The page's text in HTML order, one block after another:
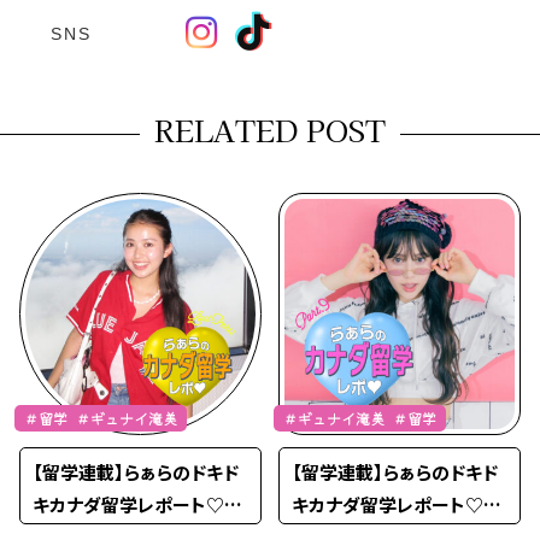
SNS
RELATED POST
＃留学 ＃ギュナイ滝美
【留学連載】らぁらのドキド
キカナダ留学レポート♡La
＃ギュナイ滝美 ＃留学
【留学連載】らぁらのドキド
キカナダ留学レポート♡Pa